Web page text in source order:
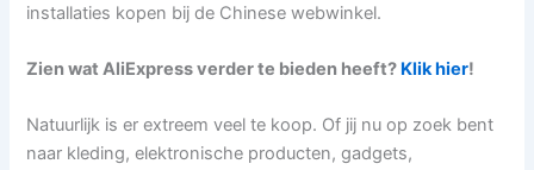
installaties kopen bij de Chinese webwinkel.
Zien wat AliExpress verder te bieden heeft? Klik hier!
Natuurlijk is er extreem veel te koop. Of jij nu op zoek bent
naar kleding, elektronische producten, gadgets,